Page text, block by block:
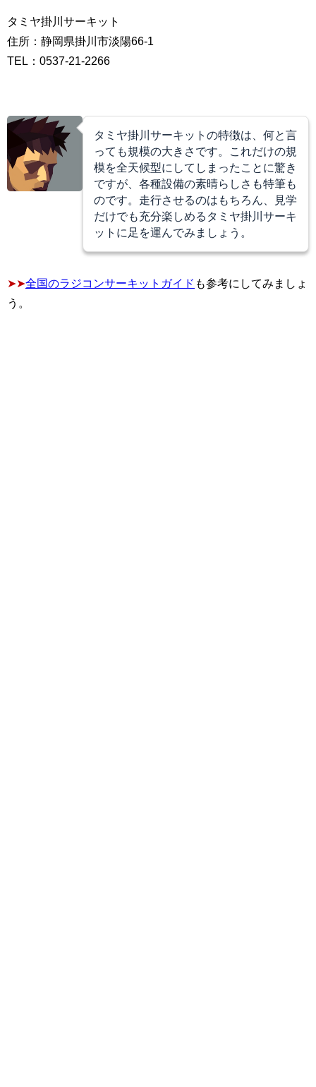
タミヤ掛川サーキット
住所：静岡県掛川市淡陽66-1
TEL：0537-21-2266
タミヤ掛川サーキットの特徴は、何と言
っても規模の大きさです。これだけの規
模を全天候型にしてしまったことに驚き
ですが、各種設備の素晴らしさも特筆も
のです。走行させるのはもちろん、見学
だけでも充分楽しめるタミヤ掛川サーキ
ットに足を運んでみましょう。
➤➤全国のラジコンサーキットガイド も参考にしてみましょ
う。